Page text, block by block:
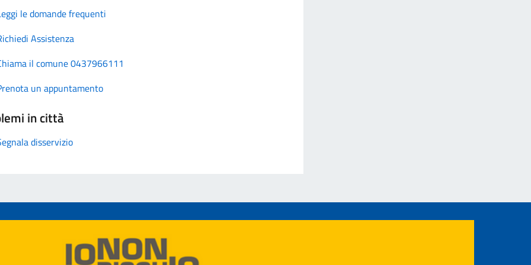
le domande frequenti
Assistenza
il comune 0437966111
un appuntamento
in città
disservizio